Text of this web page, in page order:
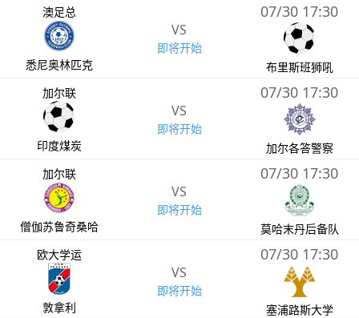
澳足总
悉尼奥林匹克
VS
即将开始
07/30 17:30
布里斯班狮吼
加尔联
印度煤炭
VS
即将开始
07/30 17:30
加尔各答警察
加尔联
僧伽苏鲁奇桑哈
VS
即将开始
07/30 17:30
莫哈末丹后备队
欧大学运
敦拿利
VS
即将开始
07/30 17:30
塞浦路斯大学